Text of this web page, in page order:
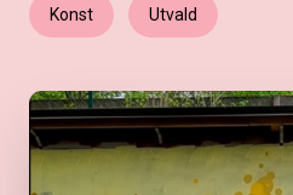
Konst Utvald